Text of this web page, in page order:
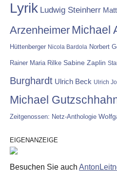
Lyrik Ludwig Steinherr
Arzenheimer Michael
Hüttenberger Nicola Bardola Norbert
Rainer Maria Rilke Sabine Zaplin
Burghardt Ulrich Beck Ulrich
Michael
Zeitgenossen: Netz-Anthologie
EIGENANZEIGE
Besuchen Sie auch